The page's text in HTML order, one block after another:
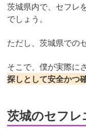
茨城県内で、セフレ
でしょう。
ただし、茨城県での
そこで、僕が実際に
探しとして安全かつ
茨城のセフレ